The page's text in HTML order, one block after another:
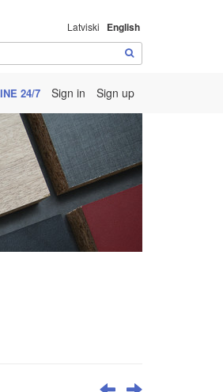
Latviski English
24/7 Sign in Sign up